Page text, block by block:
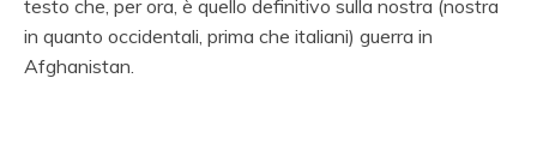
testo che, per ora, è quello definitivo sulla nostra (nostra
in quanto occidentali, prima che italiani) guerra in
Afghanistan.